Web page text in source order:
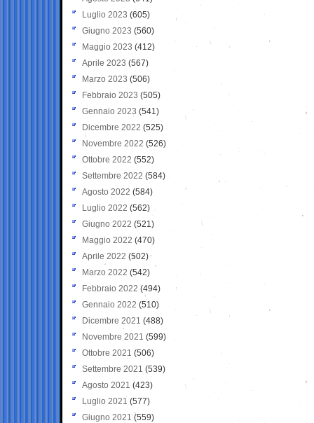
Luglio 2023 (605)
Giugno 2023 (560)
Maggio 2023 (412)
Aprile 2023 (567)
Marzo 2023 (506)
Febbraio 2023 (505)
Gennaio 2023 (541)
Dicembre 2022 (525)
Novembre 2022 (526)
Ottobre 2022 (552)
Settembre 2022 (584)
Agosto 2022 (584)
Luglio 2022 (562)
Giugno 2022 (521)
Maggio 2022 (470)
Aprile 2022 (502)
Marzo 2022 (542)
Febbraio 2022 (494)
Gennaio 2022 (510)
Dicembre 2021 (488)
Novembre 2021 (599)
Ottobre 2021 (506)
Settembre 2021 (539)
Agosto 2021 (423)
Luglio 2021 (577)
Giugno 2021(559)